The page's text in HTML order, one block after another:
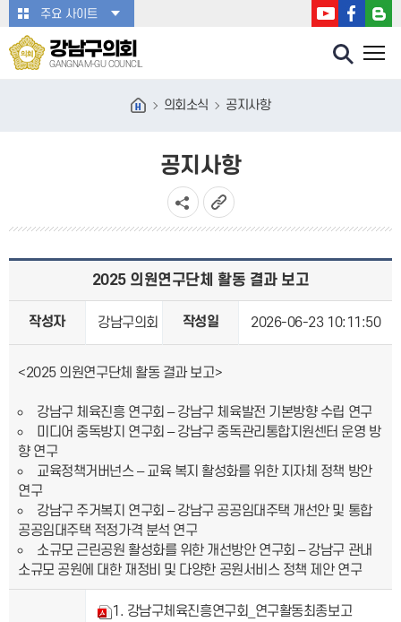
본문바로가기주요 사이트
강남구의회
GANGNAM-GU COUNCIL
의회소식 공지사항
공지사항
2025 의원연구단체 활동 결과 보고
작성자 강남구의회 작성일 2026-06-23 10:11:50
<2025 의원연구단체 활동 결과 보고>
강남구 체육진흥 연구회 – 강남구 체육발전 기본방향 수립 연구
미디어 중독방지 연구회 – 강남구 중독관리통합지원센터 운영 방
향 연구
교육정책거버넌스 – 교육 복지 활성화를 위한 지자체 정책 방안
연구
강남구 주거복지 연구회 – 강남구 공공임대주택 개선안 및 통합
공공임대주택 적정가격 분석 연구
소규모 근린공원 활성화를 위한 개선방안 연구회 – 강남구 관내
소규모 공원에 대한 재정비 및 다양한 공원서비스 정책 제안 연구
1. 강남구체육진흥연구회_연구활동최종보고